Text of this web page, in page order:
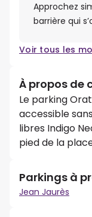
Approchez
barrière qui
Voir tous les
À propos de
Le parking
accessible
libres Indigo
pied de la
Parkings à
Jean Jaurès